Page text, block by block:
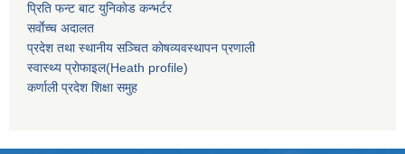
प्रिति फन्ट बाट युनिकाेड कन्भर्टर
सर्वाेच्च अदालत
प्रदेश तथा स्थानीय सञ्चित काेषव्यवस्थापन प्रणाली
स्वास्थ्य प्राेफाइल(Heath profile)
कर्णाली प्रदेश शिक्षा समुह